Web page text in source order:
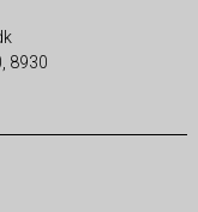
8930